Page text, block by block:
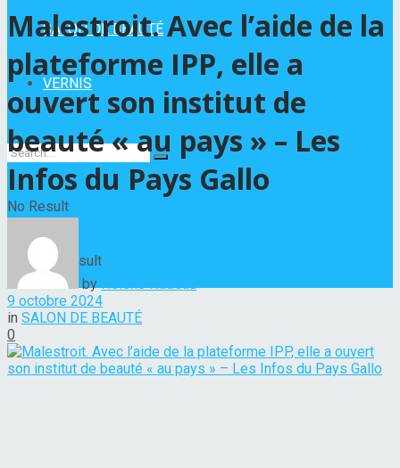
SALON DE BEAUTÉ
VERNIS
No Result
View All Result
Malestroit. Avec l’aide de la
plateforme IPP, elle a
ouvert son institut de
beauté « au pays » – Les
Infos du Pays Gallo
by Hélène Nadeau
9 octobre 2024
in SALON DE BEAUTÉ
0